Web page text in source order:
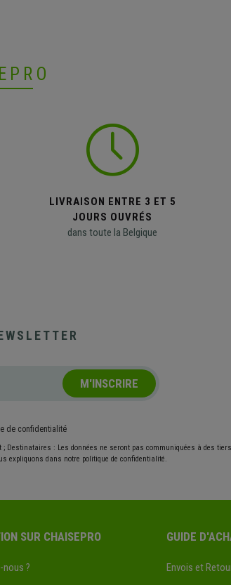
LIVRAISON ENTRE 3 ET 5
JOURS OUVRÉS
dans toute la Belgique
M'INSCRIRE
de confidentialité
; Destinataires : Les données ne seront pas communiquées à des
expliquons dans notre politique de confidentialité.
SUR CHAISEPRO
?
GUIDE
Envois et